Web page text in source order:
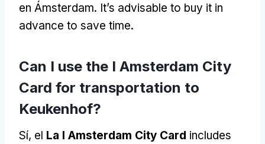
en Ámsterdam. It’s advisable to buy it in
advance to save time.
Can I use the I Amsterdam City
Card for transportation to
Keukenhof?
Sí, el La I Amsterdam City Card includes